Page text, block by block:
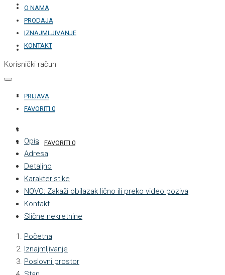
PRODAJA
IZNAJMLJIVANJE
KONTAKT
FAVORITI 0
O NAMA
PRODAJA
IZNAJMLJIVANJE
KONTAKT
Korisnički račun
PRIJAVA
FAVORITI 0
Opis
Adresa
Detaljno
Karakteristike
NOVO: Zakaži obilazak lično ili preko video poziva
Kontakt
Slične nekretnine
Početna
Iznajmljivanje
Poslovni prostor